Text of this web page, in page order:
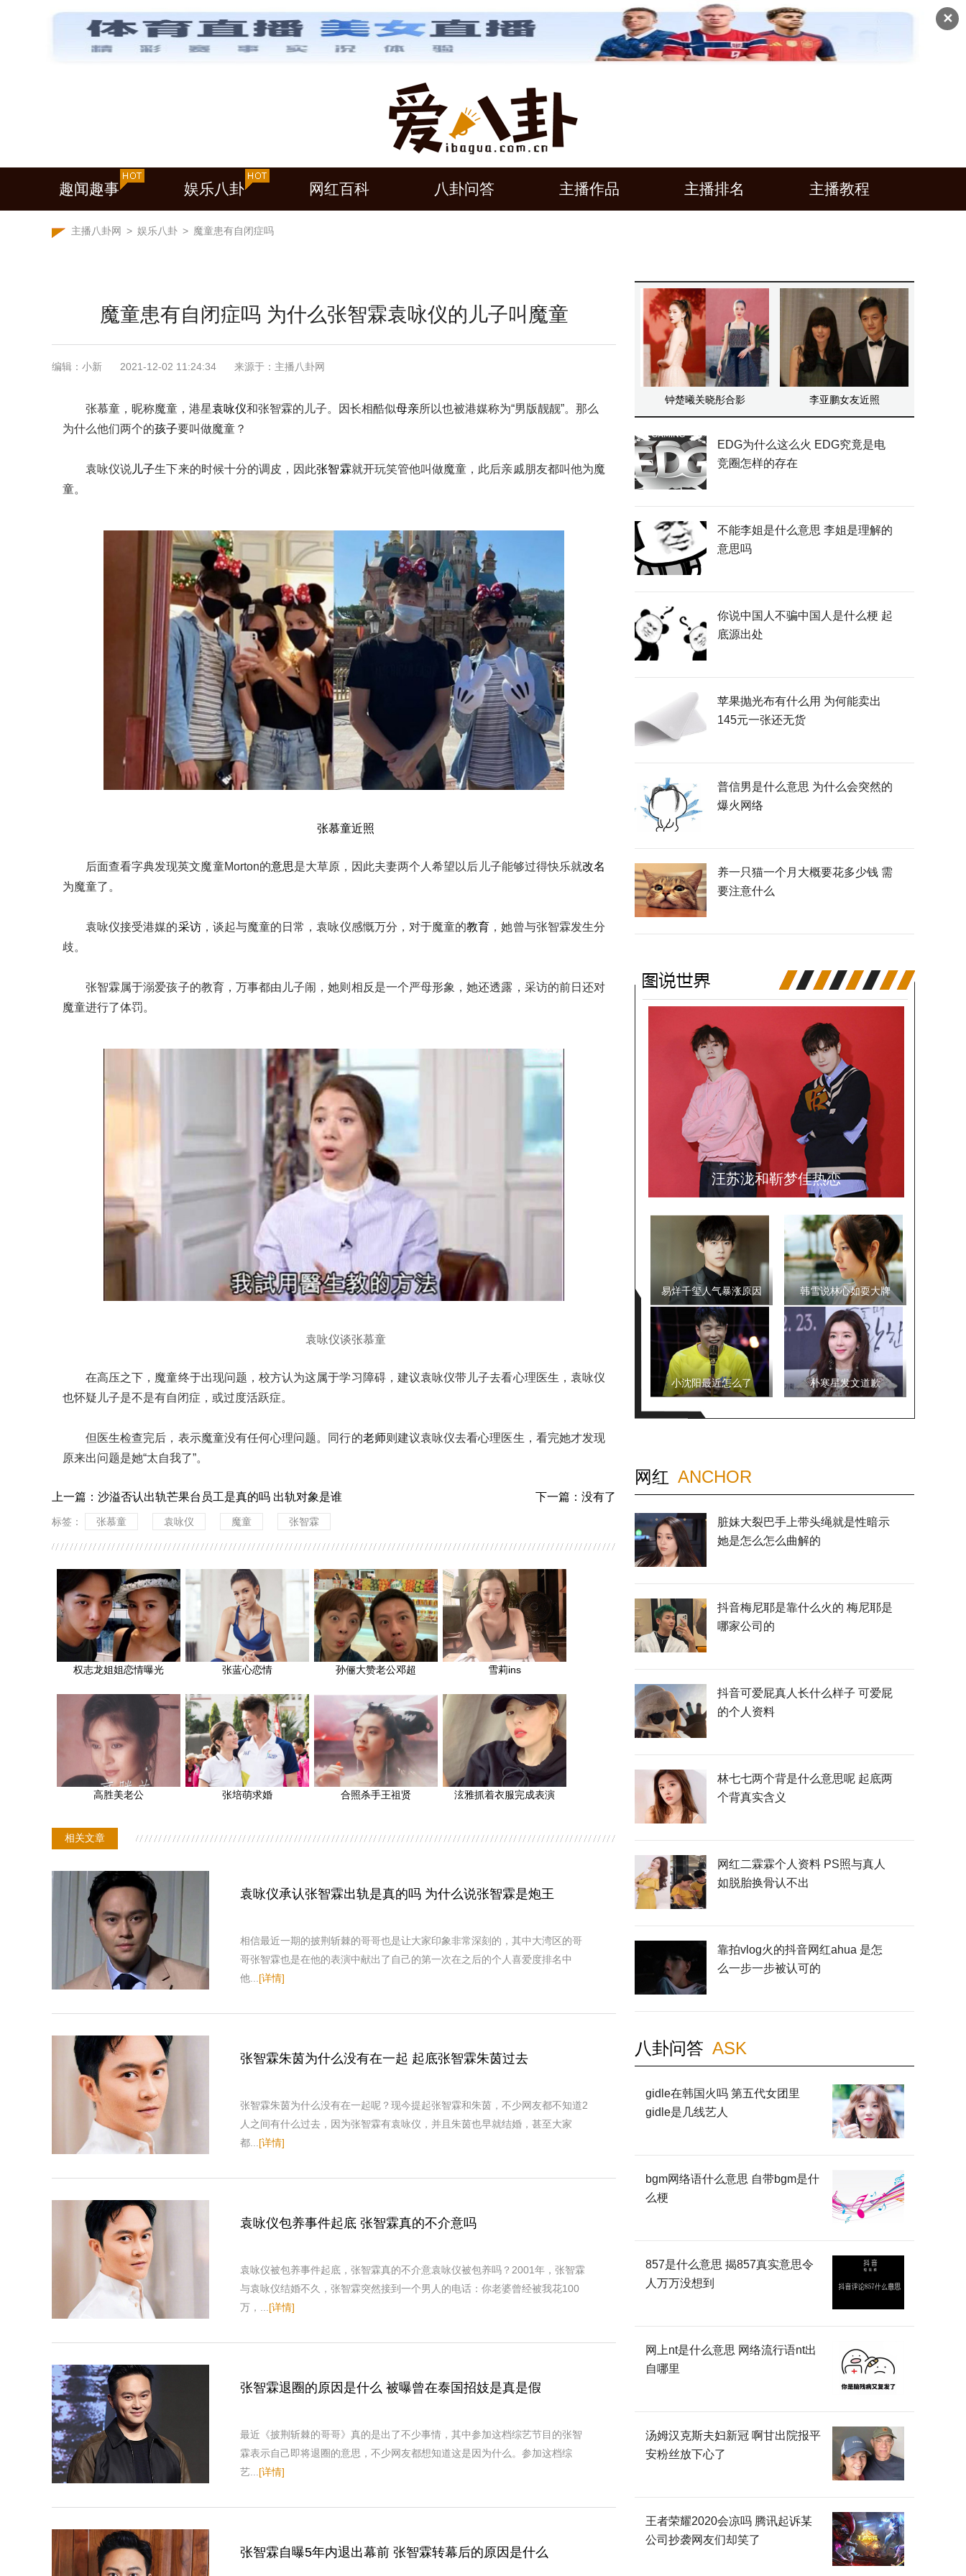
✕
趣闻趣事 娱乐八卦 网红百科 八卦问答 主播作品 主播排名 主播教程
主播八卦网 > 娱乐八卦 > 魔童患有自闭症吗
魔童患有自闭症吗 为什么张智霖袁咏仪的儿子叫魔童
编辑：小新 2021-12-02 11:24:34 来源于：主播八卦网
张慕童，昵称魔童，港星袁咏仪和张智霖的儿子。因长相酷似母亲所以也被港媒称为“男版靓靓”。那么
为什么他们两个的孩子要叫做魔童？
袁咏仪说 儿子生下来的时候十分的调皮，因此张智霖就开玩笑管他叫做魔童，此后亲戚朋友都叫他为魔
童。
张慕童近照
后面查看字典发现英文魔童Morton的意思是大草原，因此夫妻两个人希望以后儿子能够过得快乐就改名
为魔童了。
袁咏仪接受港媒的采访，谈起与魔童的日常，袁咏仪感慨万分，对于魔童的教育 ，她曾与张智霖发生分
歧。
张智霖属于溺爱孩子的教育，万事都由儿子闹，她则相反是一个严母形象，她还透露，采访的前日还对
魔童进行了体罚。
袁咏仪谈张慕童
在高压之下，魔童终于出现问题，校方认为这属于学习障碍，建议袁咏仪带儿子去看心理医生，袁咏仪
也怀疑儿子是不是有自闭症，或过度活跃症。
但医生检查完后，表示魔童没有任何心理问题。同行的老师则建议袁咏仪去看心理医生，看完她才发现
原来出问题是她“太自我了”。
上一篇： 沙溢否认出轨芒果台员工是真的吗 出轨对象是谁 下一篇：没有了
标签： 张慕童 袁咏仪 魔童 张智霖
权志龙姐姐恋情曝光 张蓝心恋情 孙俪大赞老公邓超 雪莉ins
高胜美老公 张培萌求婚 合照杀手王祖贤 泫雅抓着衣服完成表演
相关文章
袁咏仪承认张智霖出轨是真的吗 为什么说张智霖是炮王
相信最近一期的披荆斩棘的哥哥也是让大家印象非常深刻的，其中大湾区的哥
哥张智霖也是在他的表演中献出了自己的第一次在之后的个人喜爱度排名中
他...[详情]
张智霖朱茵为什么没有在一起 起底张智霖朱茵过去
张智霖朱茵为什么没有在一起呢？现今提起张智霖和朱茵，不少网友都不知道2
人之间有什么过去，因为张智霖有袁咏仪，并且朱茵也早就结婚，甚至大家
都...[详情]
袁咏仪包养事件起底 张智霖真的不介意吗
袁咏仪被包养事件起底，张智霖真的不介意袁咏仪被包养吗？2001年，张智霖
与袁咏仪结婚不久，张智霖突然接到一个男人的电话：你老婆曾经被我花100
万，...[详情]
张智霖退圈的原因是什么 被曝曾在泰国招妓是真是假
最近《披荆斩棘的哥哥》真的是出了不少事情，其中参加这档综艺节目的张智
霖表示自己即将退圈的意思，不少网友都想知道这是因为什么。参加这档综
艺...[详情]
张智霖自曝5年内退出幕前 张智霖转幕后的原因是什么
钟楚曦关晓彤合影 李亚鹏女友近照
EDG为什么这么火 EDG究竟是电
竞圈怎样的存在
不能李姐是什么意思 李姐是理解的
意思吗
你说中国人不骗中国人是什么梗 起
底源出处
苹果抛光布有什么用 为何能卖出
145元一张还无货
普信男是什么意思 为什么会突然的
爆火网络
养一只猫一个月大概要花多少钱 需
要注意什么
汪苏泷和靳梦佳热恋
易烊千玺人气暴涨原因 韩雪说林心如耍大牌
小沈阳最近怎么了 朴寒星发文道歉
网红 ANCHOR
脏妹大裂巴手上带头绳就是性暗示
她是怎么怎么曲解的
抖音梅尼耶是靠什么火的 梅尼耶是
哪家公司的
抖音可爱屁真人长什么样子 可爱屁
的个人资料
林七七两个背是什么意思呢 起底两
个背真实含义
网红二霖霖个人资料 PS照与真人
如脱胎换骨认不出
靠拍vlog火的抖音网红ahua 是怎
么一步一步被认可的
八卦问答 ASK
gidle在韩国火吗 第五代女团里
gidle是几线艺人
bgm网络语什么意思 自带bgm是什
么梗
857是什么意思 揭857真实意思令
人万万没想到
网上nt是什么意思 网络流行语nt出
自哪里
汤姆汉克斯夫妇新冠 啊甘出院报平
安粉丝放下心了
王者荣耀2020会凉吗 腾讯起诉某
公司抄袭网友们却笑了